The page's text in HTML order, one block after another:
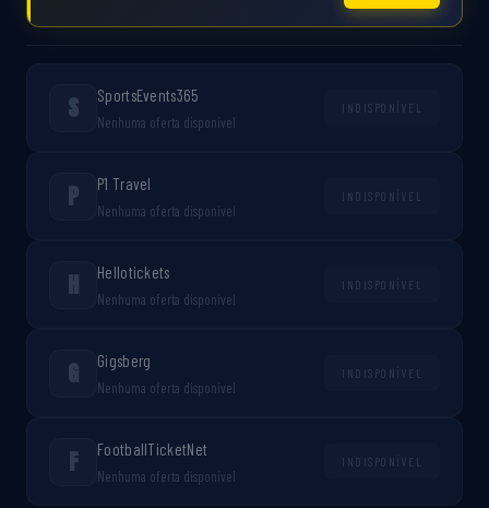
S SportsEvents365
Nenhuma oferta disponível
INDISPONÍVEL
P P1 Travel
Nenhuma oferta disponível
INDISPONÍVEL
H Hellotickets
Nenhuma oferta disponível
INDISPONÍVEL
G Gigsberg
Nenhuma oferta disponível
INDISPONÍVEL
F FootballTicketNet
Nenhuma oferta disponível
INDISPONÍVEL